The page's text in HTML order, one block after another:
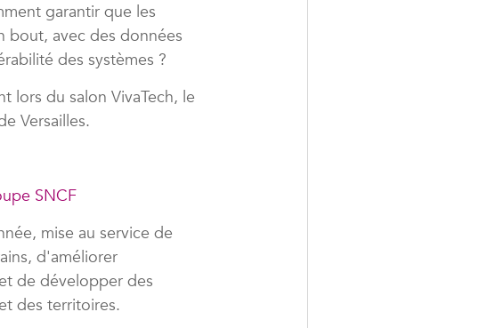
garantir que les
bout, avec des données
des systèmes ?
lors du salon VivaTech, le
Versailles.
SNCF
mise au service de
d'améliorer
de développer des
des territoires.